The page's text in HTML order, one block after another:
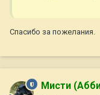
Спасибо за пожелания.
Мисти